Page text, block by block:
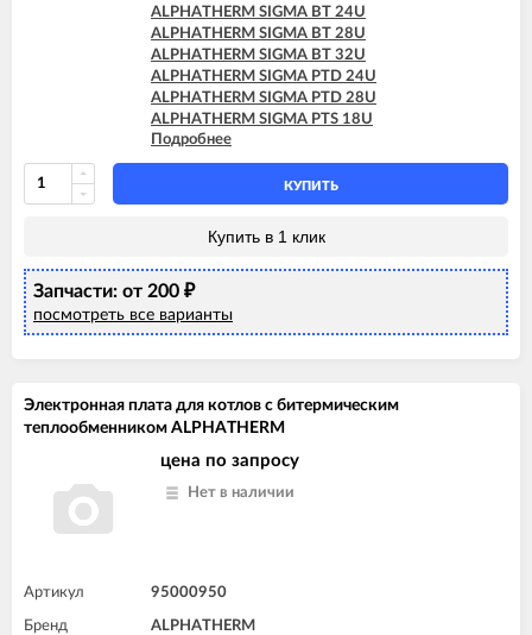
ALPHATHERM SIGMA BT 24U
ALPHATHERM SIGMA BT 28U
ALPHATHERM SIGMA BT 32U
ALPHATHERM SIGMA PTD 24U
ALPHATHERM SIGMA PTD 28U
ALPHATHERM SIGMA PTS 18U
ALPHATHERM SIGMA PTS 24U
ALPHATHERM SIGMA PTS 28U
Подробнее
КУПИТЬ
Купить в 1 клик
Запчасти: от 200 ₽
посмотреть все варианты
Электронная плата для котлов с битермическим
теплообменником ALPHATHERM
цена по запросу
Нет в наличии
Артикул 95000950
Бренд ALPHATHERM